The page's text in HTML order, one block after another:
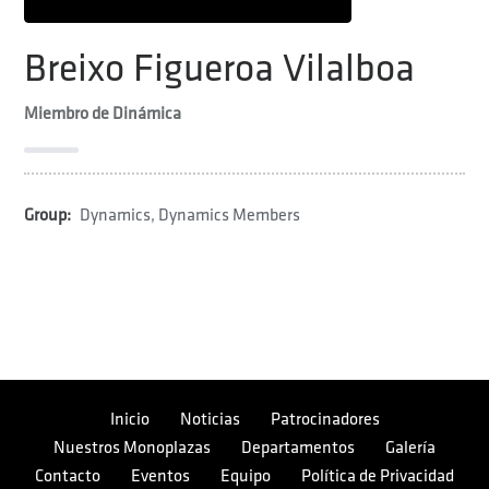
Breixo Figueroa Vilalboa
Miembro de Dinámica
Group: Dynamics, Dynamics Members
Inicio Noticias
Patrocinadores
Nuestros Monoplazas
Departamentos
Galería
Contacto
Eventos Equipo Política de Privacidad